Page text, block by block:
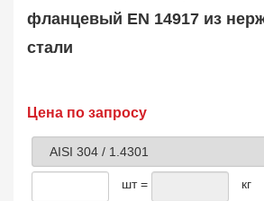
Check Valve
Кран шаровой
Ball Valve
Затвор дисковый
Фильтр сетчатый
Strainer
Конденсатоотводчик
фланцевый EN 14917 из
стали
Цена по запросу
шт = кг